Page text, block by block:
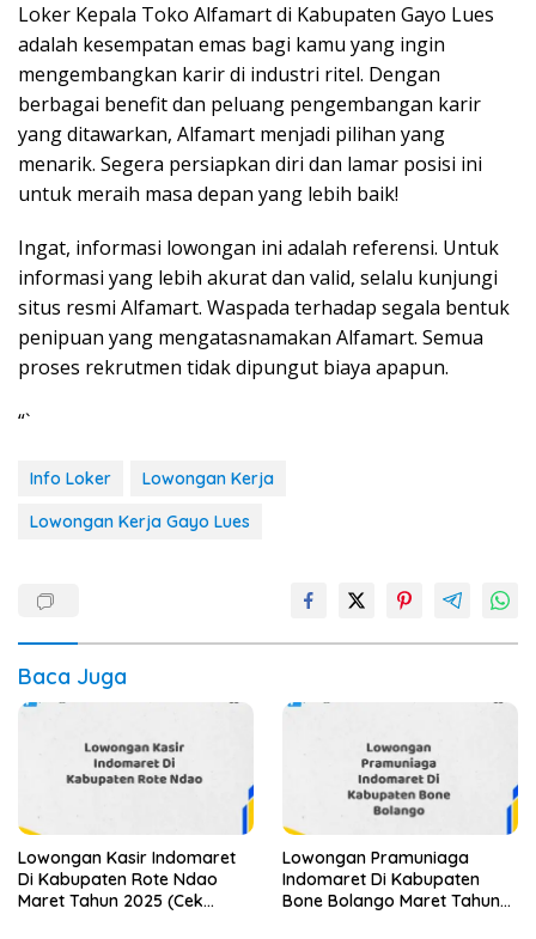
Loker Kepala Toko Alfamart di Kabupaten Gayo Lues
adalah kesempatan emas bagi kamu yang ingin
mengembangkan karir di industri ritel. Dengan
berbagai benefit dan peluang pengembangan karir
yang ditawarkan, Alfamart menjadi pilihan yang
menarik. Segera persiapkan diri dan lamar posisi ini
untuk meraih masa depan yang lebih baik!
Ingat, informasi lowongan ini adalah referensi. Untuk
informasi yang lebih akurat dan valid, selalu kunjungi
situs resmi Alfamart. Waspada terhadap segala bentuk
penipuan yang mengatasnamakan Alfamart. Semua
proses rekrutmen tidak dipungut biaya apapun.
“`
Info Loker
Lowongan Kerja
Lowongan Kerja Gayo Lues
Baca Juga
Lowongan Kasir Indomaret
Di Kabupaten Rote Ndao
Maret Tahun 2025 (Cek
Lowongan Pramuniaga
Indomaret Di Kabupaten
Bone Bolango Maret Tahun